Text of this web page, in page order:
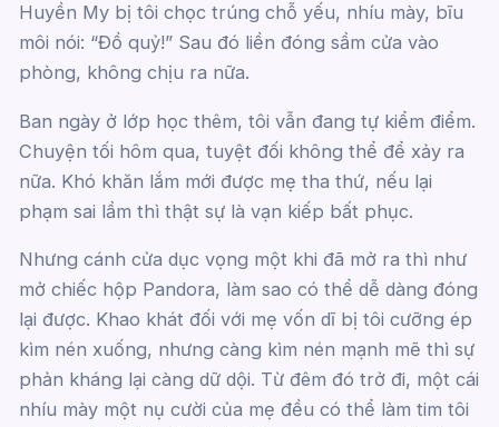
Huyền My bị tôi chọc trúng chỗ yếu, nhíu mày, bĩu
môi nói: “Đồ quỷ!” Sau đó liền đóng sầm cửa vào
phòng, không chịu ra nữa.
Ban ngày ở lớp học thêm, tôi vẫn đang tự kiểm điểm.
Chuyện tối hôm qua, tuyệt đối không thể để xảy ra
nữa. Khó khăn lắm mới được mẹ tha thứ, nếu lại
phạm sai lầm thì thật sự là vạn kiếp bất phục.
Nhưng cánh cửa dục vọng một khi đã mở ra thì như
mở chiếc hộp Pandora, làm sao có thể dễ dàng đóng
lại được. Khao khát đối với mẹ vốn dĩ bị tôi cưỡng ép
kìm nén xuống, nhưng càng kìm nén mạnh mẽ thì sự
phản kháng lại càng dữ dội. Từ đêm đó trở đi, một cái
nhíu mày một nụ cười của mẹ đều có thể làm tim tôi